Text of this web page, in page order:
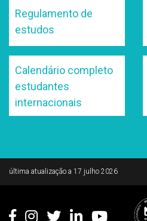
Regulamento de
estudos
Calendário completo
estudantes
internacionais
última atualização a 17 julho 2026